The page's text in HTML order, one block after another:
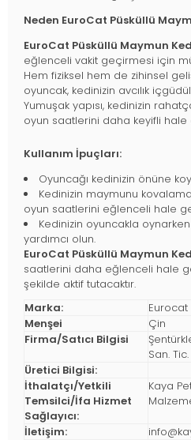
Neden EuroCat Püsküllü
EuroCat Püsküllü Maymun
eğlenceli vakit geçirmesi için
Hem fiziksel hem de zihinsel
oyuncak, kedinizin avcılık
Yumuşak yapısı, kedinizin
oyun saatlerini daha keyifli hale
Kullanım İpuçları:
Oyuncağı kedinizin önüne
Kedinizin maymunu
oyun saatlerini eğlenceli hale
Kedinizin oyuncakla
yardımcı olun.
EuroCat Püsküllü Maymun
saatlerini daha eğlenceli hale
şekilde aktif tutacaktır.
Marka:
Eurocat
Menşei
Çin
Firma/Satıcı Bilgisi
San. Tic.
Üretici Bilgisi:
İthalatçı/Yetkili
Temsilci/İfa Hizmet
Sağlayıcı:
Kaya
İletişim: